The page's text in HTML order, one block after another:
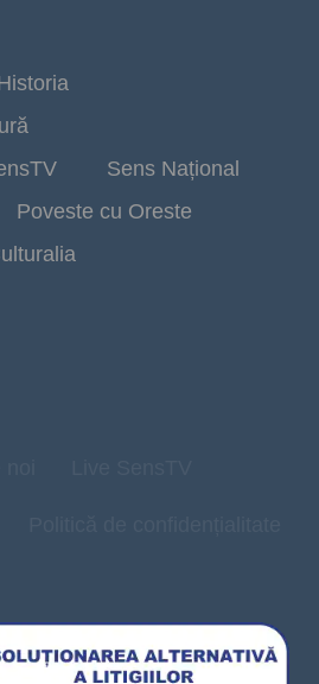
Sens Național
Poveste cu Oreste